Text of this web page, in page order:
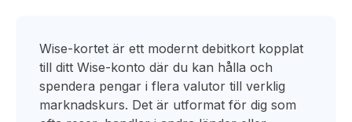
Wise-kortet är ett modernt debitkort kopplat
till ditt Wise-konto där du kan hålla och
spendera pengar i flera valutor till verklig
marknadskurs. Det är utformat för dig som